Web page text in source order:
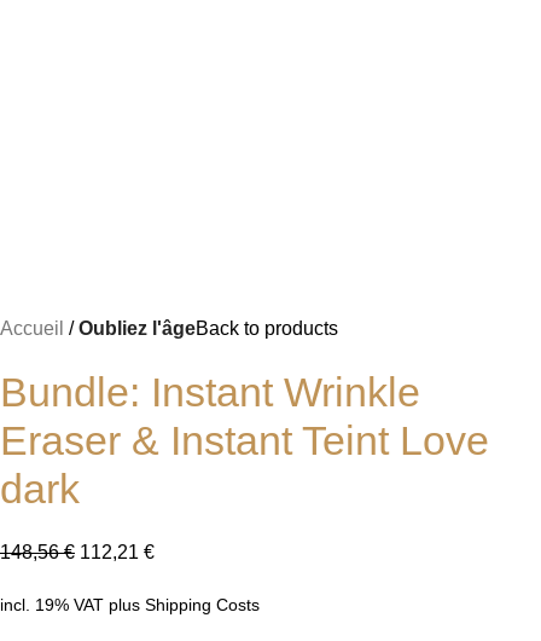
Accueil Oubliez l'âgeBack to products
Bundle: Instant Wrinkle
Eraser & Instant Teint Love
dark
148,56€ 112,21 €
incl. 19% VAT plus Shipping Costs